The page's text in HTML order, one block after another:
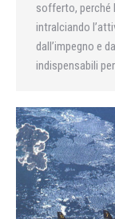
sofferto, perché
intralciando
dall’impegno e
indispensabili